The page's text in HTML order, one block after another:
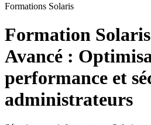
Formations Solaris
Formation
Avancé :
performance et
administrateurs